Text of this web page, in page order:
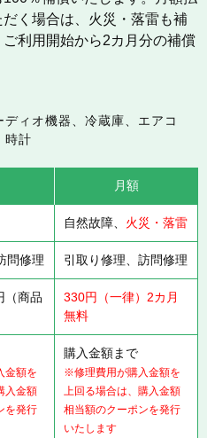
く場合は、火災・落雷も補
利用開始から2カ月分の補償
ィオ機器、冷蔵庫、エアコ
時計
月額
自然故障、 火災・落雷
問修理 引取り修理、訪問修理
（商品
330円（一律）2カ月
無料
金額を
入金額
を発行
購入金額まで
※修理費用が購入金額を
上回る場合は、購入金額
相当額のクーポンを発行
いたします